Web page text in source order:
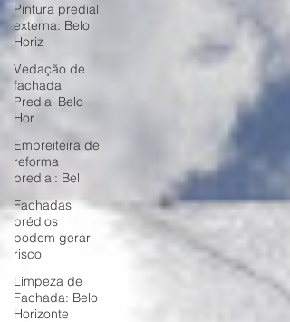
Pintura predial
externa: Belo
Horiz
Vedação de
fachada
Predial Belo
Hor
Empreiteira de
reforma
predial: Bel
Fachadas
prédios
podem gerar
risco
Limpeza de
Fachada: Belo
Horizonte